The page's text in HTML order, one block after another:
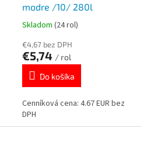
modre /10/ 280l
Skladom (24 rol)
€4,67 bez DPH
€5,74 / rol
Do košíka
Cenníková cena: 4.67 EUR bez
DPH